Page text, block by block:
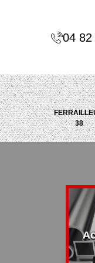
04 82
38